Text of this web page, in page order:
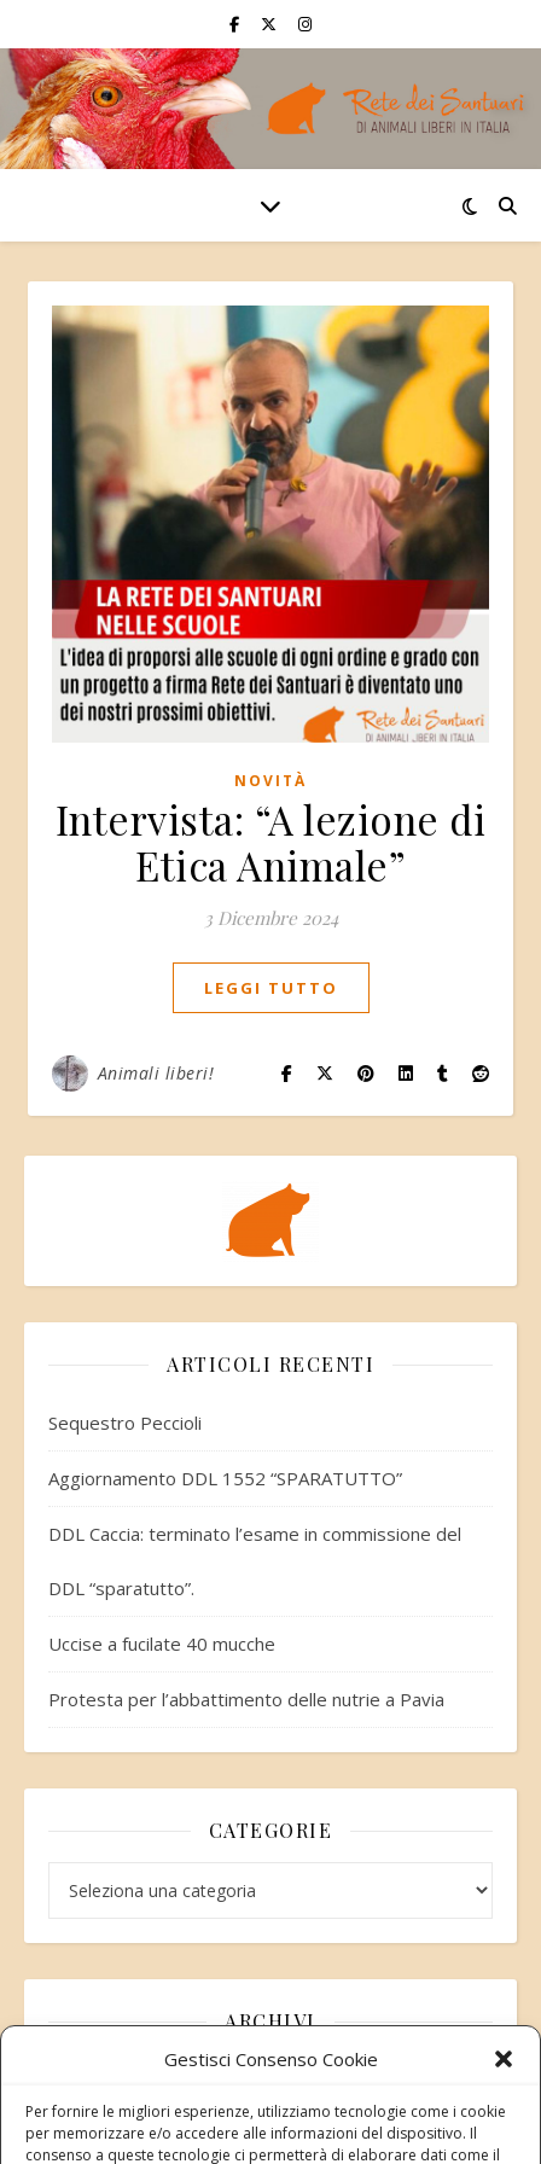
Gestisci Consenso Cookie
Per fornire le migliori esperienze, utilizziamo tecnologie come i cookie
per memorizzare e/o accedere alle informazioni del dispositivo. Il
consenso a queste tecnologie ci permetterà di elaborare dati come il
NOVITÀ
Intervista: “A lezione di
Etica Animale”
3 Dicembre 2024
LEGGI TUTTO
Animali liberi!
ARTICOLI RECENTI
Sequestro Peccioli
Aggiornamento DDL 1552 “SPARATUTTO”
DDL Caccia: terminato l’esame in commissione del
DDL “sparatutto”.
Uccise a fucilate 40 mucche
Protesta per l’abbattimento delle nutrie a Pavia
CATEGORIE
ARCHIVI